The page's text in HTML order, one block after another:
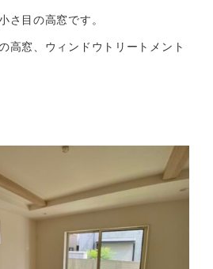
さ目の高窓です。
高窓、ウィンドウトリートメント